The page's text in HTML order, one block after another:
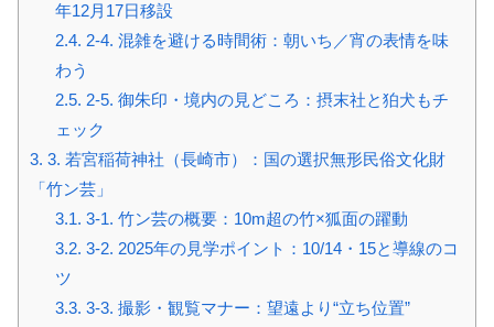
年12月17日移設
2.4. 2-4. 混雑を避ける時間術：朝いち／宵の表情を味
わう
2.5. 2-5. 御朱印・境内の見どころ：摂末社と狛犬もチ
ェック
3. 3. 若宮稲荷神社（長崎市）：国の選択無形民俗文化財
「竹ン芸」
3.1. 3-1. 竹ン芸の概要：10m超の竹×狐面の躍動
3.2. 3-2. 2025年の見学ポイント：10/14・15と導線のコ
ツ
3.3. 3-3. 撮影・観覧マナー：望遠より“立ち位置”